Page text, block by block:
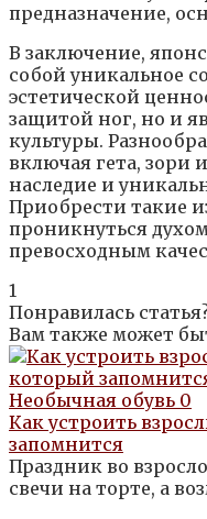
В заключение,
собой уникальное
эстетической
защитой ног, но и
культуры.
включая гета, зори
наследие и
Приобрести такие
проникнуться
превосходным
1
Понравилась
Вам также может
Необычная обувь 0
Как устроить
запомнится
Праздник во
свечи на торте, а